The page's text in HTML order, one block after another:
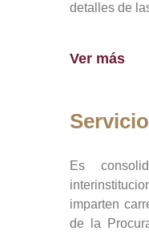
detalles de
Ver más
Es
imparten
de la